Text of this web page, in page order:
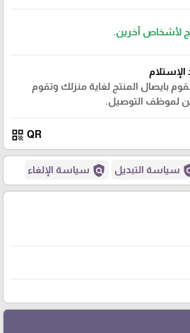
لأشخاص آخرين.
الإستلام
بايصال المنتج لغاية منزلك وتقوم
لموظف التوصيل.
QR
qr_code
سياسة التبديل policy سياسة الإلغاء